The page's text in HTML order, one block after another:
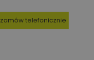
zamów telefonicznie